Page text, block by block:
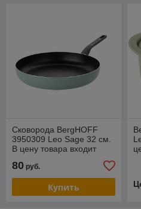
Сковорода BergHOFF
3950309 Leo Sage 32 см.
В цену товара входит
80 руб.
Купить